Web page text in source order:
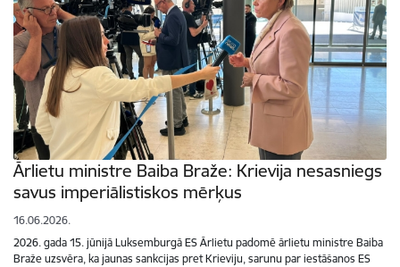
Ārlietu ministre Baiba Braže: Krievija nesasniegs
savus imperiālistiskos mērķus
16.06.2026.
2026. gada 15. jūnijā Luksemburgā ES Ārlietu padomē ārlietu ministre Baiba
Braže uzsvēra, ka jaunas sankcijas pret Krieviju, sarunu par iestāšanos ES